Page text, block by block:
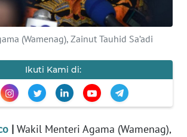
(Wamenag), Zainut Tauhid Sa’adi
Ikuti Kami di:
| Wakil Menteri Agama (Wamenag),